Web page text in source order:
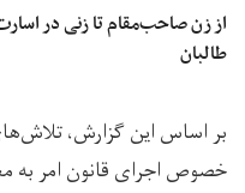
از زن صاحب‌مقام تا زنی در
طالبان
بر اساس این گزارش،
خصوص اجرای قانون امر به